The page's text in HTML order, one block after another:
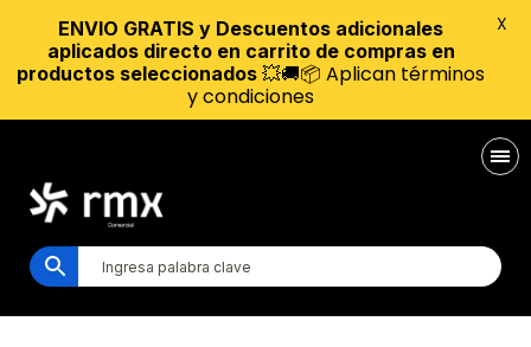
ENVIO GRATIS y Descuentos adicionales
aplicados directo en carrito de compras en
productos seleccionados 💥🚚📦 Aplican términos
y condiciones
X